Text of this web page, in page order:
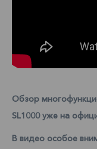
Обзор
SL1000 уже на
В видео особое